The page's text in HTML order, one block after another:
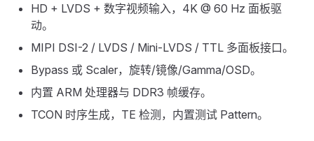
HD + LVDS + 数字视频输入，4K @ 60 Hz 面板驱
动。
MIPI DSI-2 / LVDS / Mini-LVDS / TTL 多面板接口。
Bypass 或 Scaler，旋转/镜像/Gamma/OSD。
内置 ARM 处理器与 DDR3 帧缓存。
TCON 时序生成，TE 检测，内置测试 Pattern。